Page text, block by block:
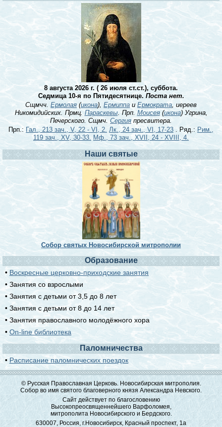
8 августа 2026 г. ( 26 июля ст.ст.), суббота.
Седмица 10-я по Пятидесятнице. Поста нет.
Сщмчч. Ермолая (икона), Ермиппаи Ермократа , иереев
Никомидийских. Прмц.Параскевы. Прп. Моисея(икона) Угрина,
Печерского. Сщмч. Сергия пресвитера.
Прп.: Гал., 213 зач., V, 22 - VI, 2. Лк., 24 зач., VI, 17-23 . Ряд.: Рим.,
119 зач., XV, 30-33.
Мф., 73 зач., XVII, 24 - XVIII, 4.
Наши святые
Собор святых Новосибирской митрополии
Образование
• Воскресные церковно-приходские занятия
• Занятия со взрослыми
• Занятия с детьми от 3,5 до 8 лет
• Занятия с детьми от 8 до 14 лет
• Занятия православного молодёжного хора
• On-line библиотека
Паломничества
• Расписание паломнических поездок
© Русская Православная Церковь. Новосибирская митрополия.
Собор во имя святого благоверного князя Александра Невского.
Сайт действует по благословению
Высокопреосвященнейшего Варфоломея,
митрополита Новосибирского и Бердского.
630007, Россия, г.Новосибирск, Красный проспект, 1а